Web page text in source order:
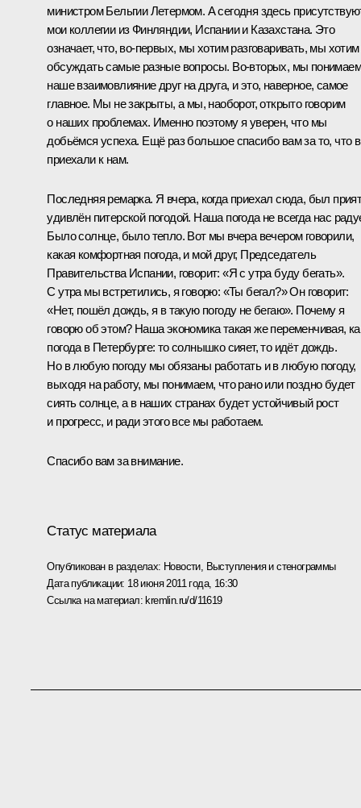
министром Бельгии Летермом. А сегодня здесь
мои коллегии из Финляндии, Испании и Казахстана. Это
означает, что, во‑первых, мы хотим разговаривать, мы хотим
обсуждать самые разные вопросы. Во‑вторых, мы понимаем
наше взаимовлияние друг на друга, и это, наверное, самое
главное. Мы не закрыты, а мы, наоборот, открыто говорим
о наших проблемах. Именно поэтому я уверен, что мы
добьёмся успеха. Ещё раз большое спасибо вам за то, что
приехали к нам.
Последняя ремарка. Я вчера, когда приехал сюда, был
удивлён питерской погодой. Наша погода не всегда нас
Было солнце, было тепло. Вот мы вчера вечером говорили,
какая комфортная погода, и мой друг, Председатель
Правительства Испании, говорит: «Я с утра буду бегать».
С утра мы встретились, я говорю: «Ты бегал?» Он говорит:
«Нет, пошёл дождь, я в такую погоду не бегаю». Почему я
говорю об этом? Наша экономика такая же переменчивая,
погода в Петербурге: то солнышко сияет, то идёт дождь.
Но в любую погоду мы обязаны работать и в любую погоду,
выходя на работу, мы понимаем, что рано или поздно будет
сиять солнце, а в наших странах будет устойчивый рост
и прогресс, и ради этого все мы работаем.
Спасибо вам за внимание.
Статус материала
Опубликован в разделах: Новости, Выступления и стенограммы
Дата публикации: 18 июня 2011 года, 16:30
Ссылка на материал: kremlin.ru/d/11619